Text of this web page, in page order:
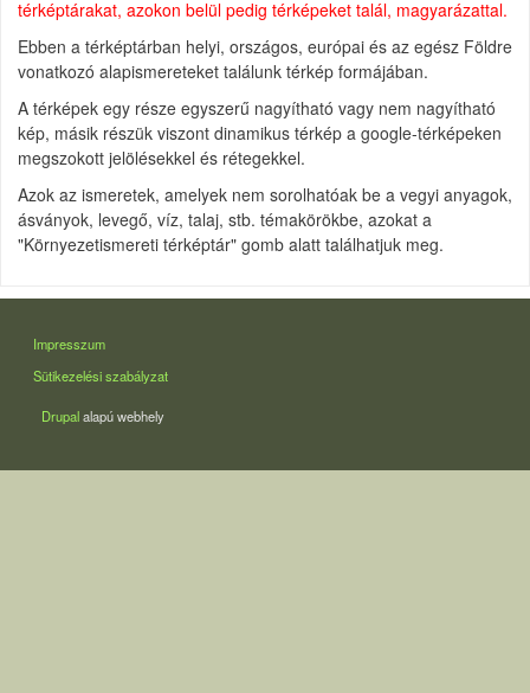
térképtárakat, azokon belül pedig térképeket talál, magyarázattal.
Ebben a térképtárban helyi, országos, európai és az egész Földre
vonatkozó alapismereteket találunk térkép formájában.
A térképek egy része egyszerű nagyítható vagy nem nagyítható
kép, másik részük viszont dinamikus térkép a google-térképeken
megszokott jelölésekkel és rétegekkel.
Azok az ismeretek, amelyek nem sorolhatóak be a vegyi anyagok,
ásványok, levegő, víz, talaj, stb. témakörökbe, azokat a
"Környezetismereti térképtár" gomb alatt találhatjuk meg.
LÁBLÉC
Impresszum
Sütikezelési szabályzat
Drupalalapú webhely